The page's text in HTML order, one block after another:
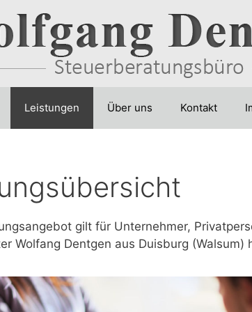
Leistungen Über uns Kontakt
gilt für Unternehmer,
Wolfang Dentgen aus Duisburg (Walsum)